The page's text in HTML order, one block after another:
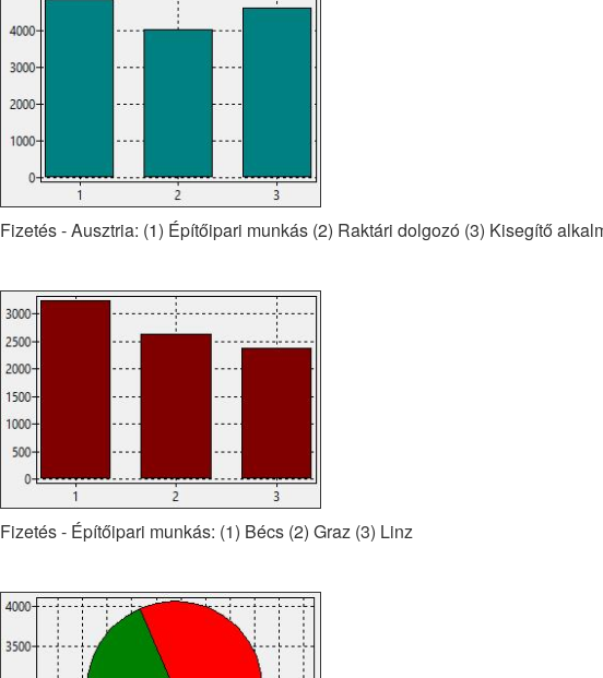
Fizetés - Ausztria: (1) Építőipari munkás (2) Raktári dolgozó (3) Kisegítő
Fizetés - Építőipari munkás: (1) Bécs (2) Graz (3) Linz